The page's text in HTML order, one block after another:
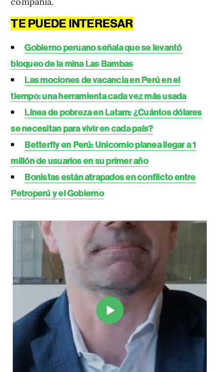
TE PUEDE INTERESAR
Gobierno peruano señala que se levantó
bloqueo de la mina Las Bambas
Las mociones de vacancia en Perú en el
tiempo: una herramienta cada vez más usada
Línea de pobreza en Latam: ¿Cuántos dólares
se necesitan para vivir en cada país?
Betterfly en Perú: Unicornio planea llegar a 1
millón de usuarios en su primer año
Bonistas están atrapados en conflicto entre
Petroperú y el Gobierno